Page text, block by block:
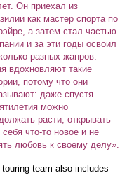
Он приехал из
как мастер спорта по
а затем стал частью
и за эти годы освоил
разных жанров.
вдохновляют такие
потому что они
даже спустя
можно
расти, открывать
что-то новое и не
любовь к своему делу».
touring team also includes